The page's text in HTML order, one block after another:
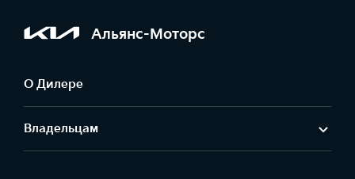
Альянс-Моторс
О Дилере
Владельцам